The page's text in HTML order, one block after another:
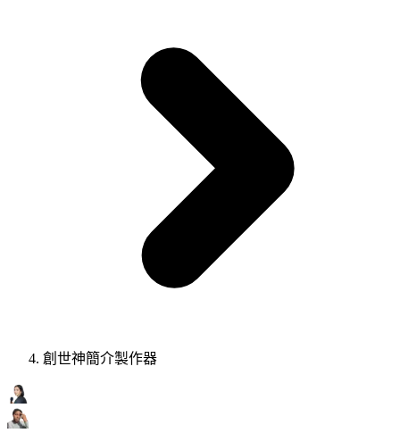
創世神簡介製作器